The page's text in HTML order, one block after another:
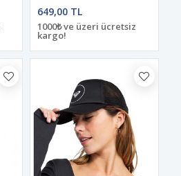
649,00 TL
1000₺ ve üzeri ücretsiz
kargo!